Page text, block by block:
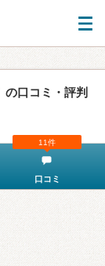
の口コミ・評判
口コミ
11件